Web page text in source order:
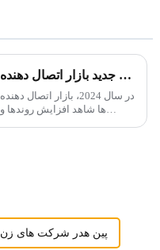
پیش بینی 2024: روند جدید بازار اتصال دهنده
در سال 2024، بازار اتصال دهنده
ها شاهد افزایش روندها و
پین هدر شرکت های زن